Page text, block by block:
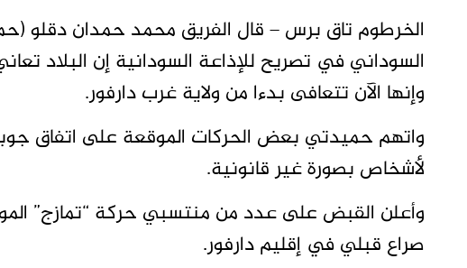
الخرطوم تاق برس – قال الفريق محمد حمدان دقلو
السوداني في تصريح للإذاعة السودانية إن البلاد
وإنها الآن تتعافى بدءا من ولاية غرب دارفور.
واتهم حميدتي بعض الحركات الموقعة على اتفاق
لأشخاص بصورة غير قانونية.
وأعلن القبض على عدد من منتسبي حركة “تمازج”
صراع قبلي في إقليم دارفور.